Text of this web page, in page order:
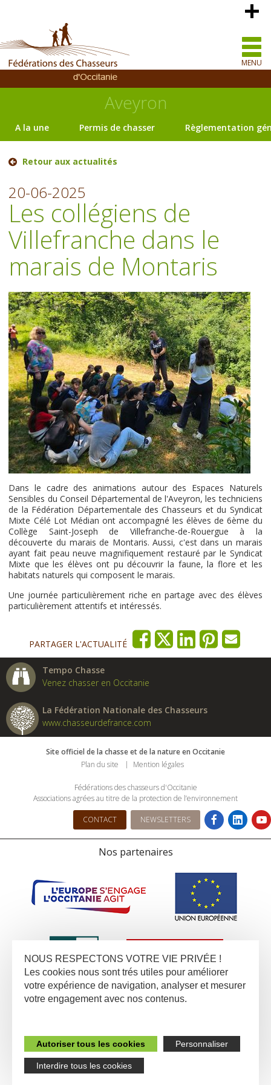
MENU
Aveyron
A la une Permis de chasser Règlementation
Retour aux actualités
20-06-2025
Les collégiens de
Villefranche dans le
marais de Montaris
Dans le cadre des animations autour des Espaces Naturels
Sensibles du Conseil Départemental de l'Aveyron, les techniciens
de la Fédération Départementale des Chasseurs et du Syndicat
Mixte Célé Lot Médian ont accompagné les élèves de 6ème du
Collège Saint-Joseph de Villefranche-de-Rouergue à la
découverte du marais de Montaris. Aussi, c'est dans un marais
ayant fait peau neuve magnifiquement restauré par le Syndicat
Mixte que les élèves ont pu découvrir la faune, la flore et les
habitats naturels qui composent le marais.
Une journée particulièrement riche en partage avec des élèves
particulièrement attentifs et intéressés.
PARTAGER L'ACTUALITÉ
Tempo Chasse
Venez chasser en Occitanie
La Fédération Nationale des Chasseurs
www.chasseurdefrance.com
Site officiel de la chasse et de la nature en Occitanie
Plan du site
Mention légales
Fédérations des chasseurs d'Occitanie
Associations agrées au titre de la protection de l’environnement
CONTACT NEWSLETTERS
Nos partenaires
NOUS RESPECTONS VOTRE VIE PRIVÉE !
Les cookies nous sont trés utiles pour améliorer
votre expérience de navigation, analyser et mesurer
votre engagement avec nos contenus.
Autoriser tous les cookies Personnaliser
Interdire tous les cookies